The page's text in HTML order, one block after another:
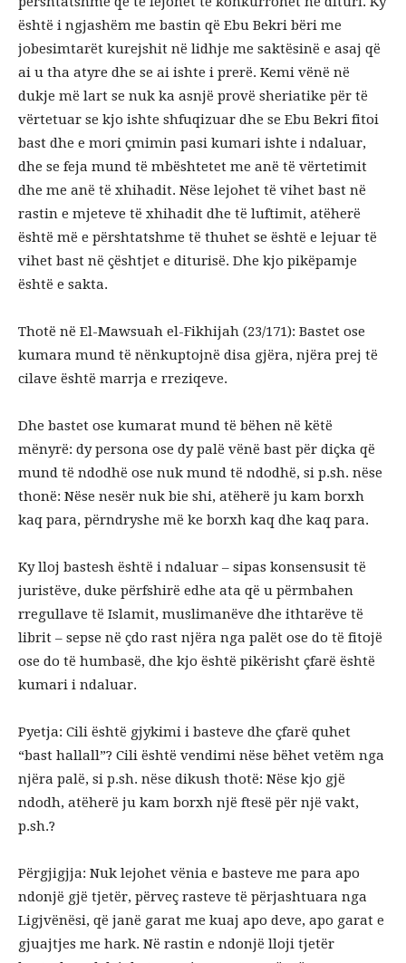
është i ngjashëm me bastin që Ebu Bekri bëri me
jobesimtarët kurejshit në lidhje me saktësinë e asaj që
ai u tha atyre dhe se ai ishte i prerë. Kemi vënë në
dukje më lart se nuk ka asnjë provë sheriatike për të
vërtetuar se kjo ishte shfuqizuar dhe se Ebu Bekri fitoi
bast dhe e mori çmimin pasi kumari ishte i ndaluar,
dhe se feja mund të mbështetet me anë të vërtetimit
dhe me anë të xhihadit. Nëse lejohet të vihet bast në
rastin e mjeteve të xhihadit dhe të luftimit, atëherë
është më e përshtatshme të thuhet se është e lejuar të
vihet bast në çështjet e diturisë. Dhe kjo pikëpamje
është e sakta.
Thotë në El-Mawsuah el-Fikhijah (23/171): Bastet ose
kumara mund të nënkuptojnë disa gjëra, njëra prej të
cilave është marrja e rreziqeve.
Dhe bastet ose kumarat mund të bëhen në këtë
mënyrë: dy persona ose dy palë vënë bast për diçka që
mund të ndodhë ose nuk mund të ndodhë, si p.sh. nëse
thonë: Nëse nesër nuk bie shi, atëherë ju kam borxh
kaq para, përndryshe më ke borxh kaq dhe kaq para.
Ky lloj bastesh është i ndaluar – sipas konsensusit të
juristëve, duke përfshirë edhe ata që u përmbahen
rregullave të Islamit, muslimanëve dhe ithtarëve të
librit – sepse në çdo rast njëra nga palët ose do të fitojë
ose do të humbasë, dhe kjo është pikërisht çfarë është
kumari i ndaluar.
Pyetja: Cili është gjykimi i basteve dhe çfarë quhet
“bast hallall”? Cili është vendimi nëse bëhet vetëm nga
njëra palë, si p.sh. nëse dikush thotë: Nëse kjo gjë
ndodh, atëherë ju kam borxh një ftesë për një vakt,
p.sh.?
Përgjigjja: Nuk lejohet vënia e basteve me para apo
ndonjë gjë tjetër, përveç rasteve të përjashtuara nga
Ligjvënësi, që janë garat me kuaj apo deve, apo garat e
gjuajtjes me hark. Në rastin e ndonjë lloji tjetër